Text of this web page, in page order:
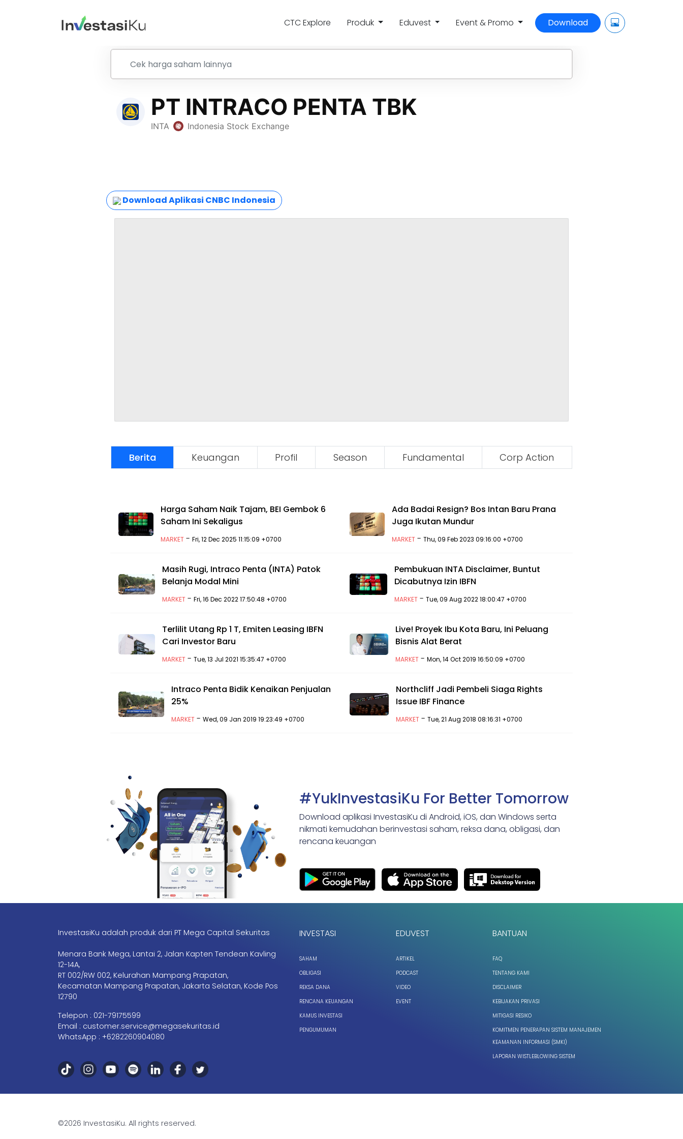
CTC Explore Produk Eduvest Event & Promo Download
Download Aplikasi CNBC Indonesia
Berita Keuangan Profil Season Fundamental Corp Action
Harga Saham Naik Tajam, BEI Gembok 6
Saham Ini Sekaligus
MARKET -Fri, 12 Dec 2025 11:15:09 +0700
Ada Badai Resign? Bos Intan Baru Prana
Juga Ikutan Mundur
MARKET -Thu, 09 Feb 2023 09:16:00 +0700
Masih Rugi, Intraco Penta (INTA) Patok
Belanja Modal Mini
MARKET -Fri, 16 Dec 2022 17:50:48 +0700
Pembukuan INTA Disclaimer, Buntut
Dicabutnya Izin IBFN
MARKET -Tue, 09 Aug 2022 18:00:47 +0700
Terlilit Utang Rp 1 T, Emiten Leasing IBFN
Cari Investor Baru
MARKET -Tue, 13 Jul 2021 15:35:47 +0700
Live! Proyek Ibu Kota Baru, Ini Peluang
Bisnis Alat Berat
MARKET -Mon, 14 Oct 2019 16:50:09 +0700
Intraco Penta Bidik Kenaikan Penjualan
25%
MARKET -Wed, 09 Jan 2019 19:23:49 +0700
Northcliff Jadi Pembeli Siaga Rights
Issue IBF Finance
MARKET -Tue, 21 Aug 2018 08:16:31 +0700
#YukInvestasiKu For Better Tomorrow
Download aplikasi InvestasiKu di Android, iOS, dan Windows serta
nikmati kemudahan berinvestasi saham, reksa dana, obligasi, dan
rencana keuangan
InvestasiKu adalah produk dari PT Mega Capital Sekuritas
Menara Bank Mega, Lantai 2, Jalan Kapten Tendean Kavling
12-14A,
RT 002/RW 002, Kelurahan Mampang Prapatan,
Kecamatan Mampang Prapatan, Jakarta Selatan, Kode Pos
12790
Telepon : 021-79175599
Email : customer.service@megasekuritas.id
WhatsApp : +6282260904080
INVESTASI
SAHAM
OBLIGASI
REKSA DANA
RENCANA KEUANGAN
KAMUS INVESTASI
PENGUMUMAN
EDUVEST
ARTIKEL
PODCAST
VIDEO
EVENT
BANTUAN
FAQ
TENTANG KAMI
DISCLAIMER
KEBIJAKAN PRIVASI
MITIGASI RESIKO
KOMITMEN PENERAPAN SISTEM MANAJEMEN
KEAMANAN INFORMASI (SMKI)
LAPORAN WISTLEBLOWING SISTEM
©2026 InvestasiKu. All rights reserved.